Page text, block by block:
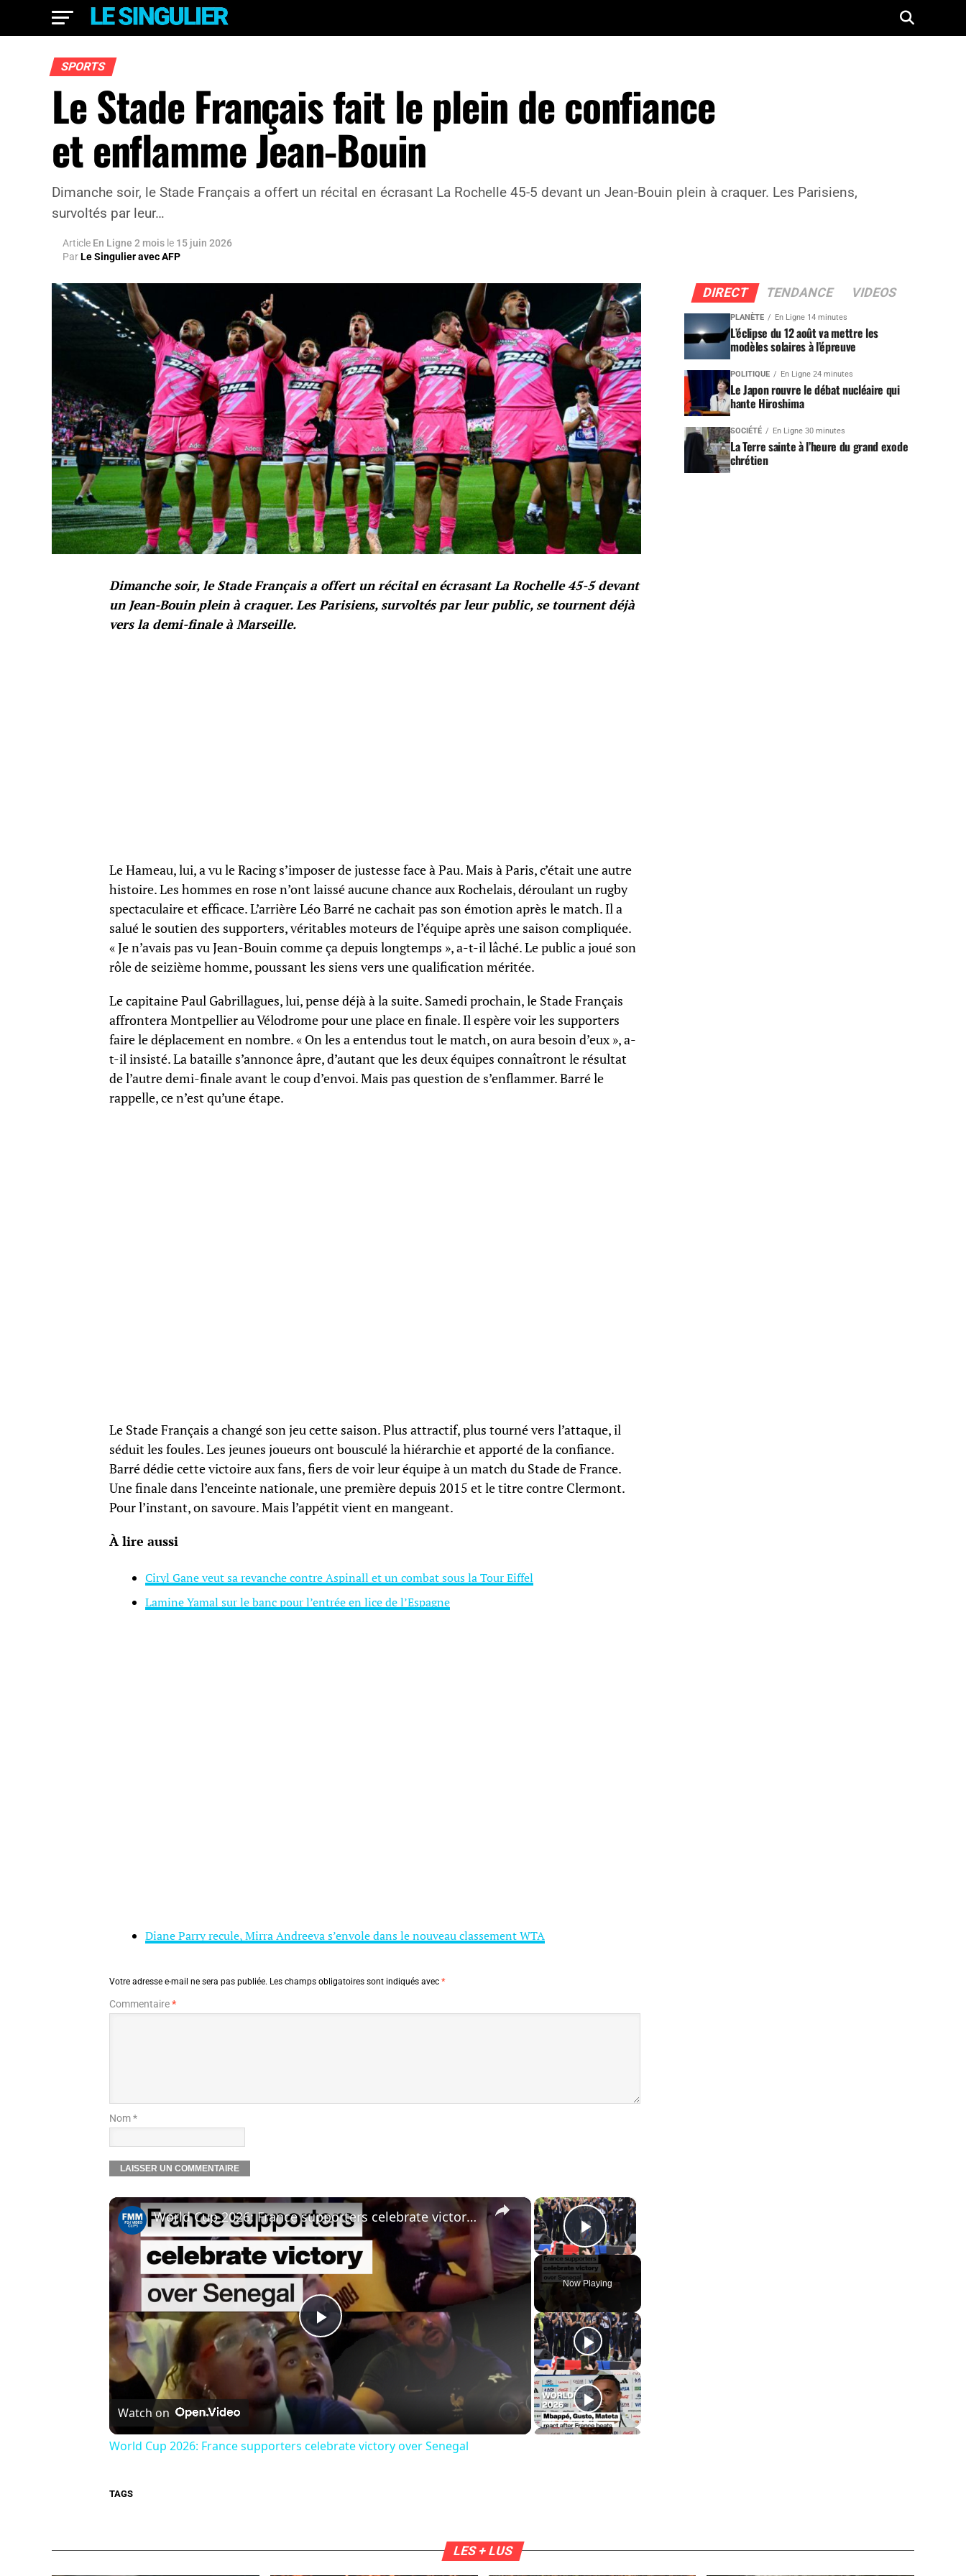
SPORTS
Le Stade Français fait le plein de confiance
et enflamme Jean-Bouin
Dimanche soir, le Stade Français a offert un récital en écrasant La Rochelle 45-5 devant un Jean-Bouin plein à craquer. Les Parisiens,
survoltés par leur…
Article En Ligne 2 mois le 15 juin 2026
ParLe Singulier avec AFP
Dimanche soir, le Stade Français a offert un récital en écrasant La Rochelle 45-5 devant
un Jean-Bouin plein à craquer. Les Parisiens, survoltés par leur public, se tournent déjà
vers la demi-finale à Marseille.
Le Hameau, lui, a vu le Racing s’imposer de justesse face à Pau. Mais à Paris, c’était une autre
histoire. Les hommes en rose n’ont laissé aucune chance aux Rochelais, déroulant un rugby
spectaculaire et efficace. L’arrière Léo Barré ne cachait pas son émotion après le match. Il a
salué le soutien des supporters, véritables moteurs de l’équipe après une saison compliquée.
« Je n’avais pas vu Jean-Bouin comme ça depuis longtemps », a-t-il lâché. Le public a joué son
rôle de seizième homme, poussant les siens vers une qualification méritée.
Le capitaine Paul Gabrillagues, lui, pense déjà à la suite. Samedi prochain, le Stade Français
affrontera Montpellier au Vélodrome pour une place en finale. Il espère voir les supporters
faire le déplacement en nombre. « On les a entendus tout le match, on aura besoin d’eux », a-
t-il insisté. La bataille s’annonce âpre, d’autant que les deux équipes connaîtront le résultat
de l’autre demi-finale avant le coup d’envoi. Mais pas question de s’enflammer. Barré le
rappelle, ce n’est qu’une étape.
Le Stade Français a changé son jeu cette saison. Plus attractif, plus tourné vers l’attaque, il
séduit les foules. Les jeunes joueurs ont bousculé la hiérarchie et apporté de la confiance.
Barré dédie cette victoire aux fans, fiers de voir leur équipe à un match du Stade de France.
Une finale dans l’enceinte nationale, une première depuis 2015 et le titre contre Clermont.
Pour l’instant, on savoure. Mais l’appétit vient en mangeant.
À lire aussi
Ciryl Gane veut sa revanche contre Aspinall et un combat sous la Tour Eiffel
Lamine Yamal sur le banc pour l’entrée en lice de l’Espagne
Diane Parry recule, Mirra Andreeva s’envole dans le nouveau classement WTA
Votre adresse e-mail ne sera pas publiée. Les champs obligatoires sont indiqués avec *
Commentaire*
Nom *
×
Play Video
Now Playing
×
Play
Video
World Cup 2026: France supporters celebrate victory over Senegal
Watch on
World Cup 2026: France supporters celebrate victory over Senegal
TAGS
DIRECT TENDANCE VIDEOS
PLANÈTE En Ligne 14 minutes
L’éclipse du 12 août va mettre les
modèles solaires à l’épreuve
POLITIQUE En Ligne 24 minutes
Le Japon rouvre le débat nucléaire qui
hante Hiroshima
SOCIÉTÉ En Ligne 30 minutes
La Terre sainte à l’heure du grand exode
chrétien
LES + LUS